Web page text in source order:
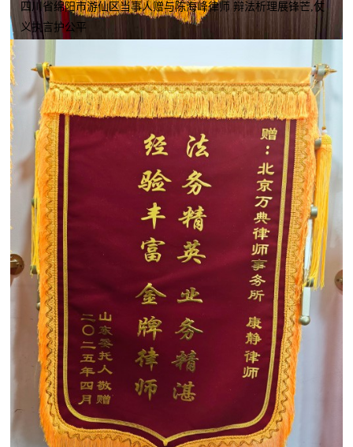
四川省绵阳市游仙区当事人赠与陈海峰律师 辩法析理展锋芒,仗
义执言护公平